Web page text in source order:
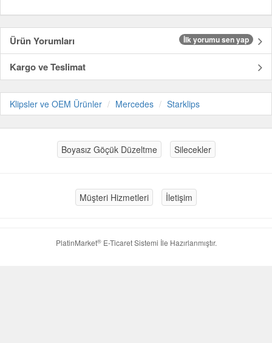
Ürün Yorumları İlk yorumu sen yap
Kargo ve Teslimat
Klipsler ve OEM Ürünler Mercedes Starklips
Boyasız Göçük Düzeltme Silecekler
Müşteri Hizmetleri İletişim
PlatinMarket®E-Ticaret Sistemi İle Hazırlanmıştır.